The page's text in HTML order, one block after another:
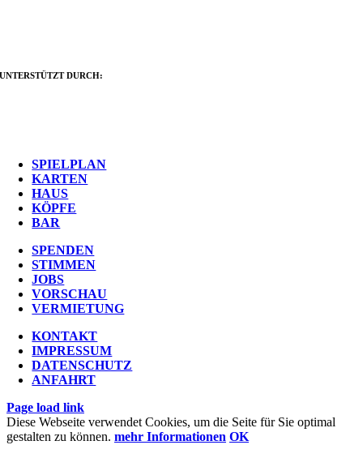
UNTERSTÜTZT DURCH:
SPIELPLAN
KARTEN
HAUS
KÖPFE
BAR
SPENDEN
STIMMEN
JOBS
VORSCHAU
VERMIETUNG
KONTAKT
IMPRESSUM
DATENSCHUTZ
ANFAHRT
Page load link
Diese Webseite verwendet Cookies, um die Seite für Sie optimal
gestalten zu können. mehr Informationen OK